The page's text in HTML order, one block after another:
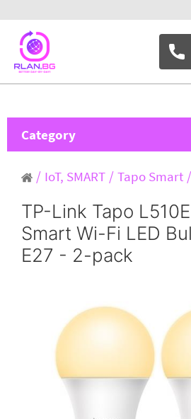
Category
MikroTik
TP-Link
Masterlan
All Brands
IoT, SMART Tapo Smart
TP-Link Tapo
Smart Wi-Fi LED
E27 - 2-pack